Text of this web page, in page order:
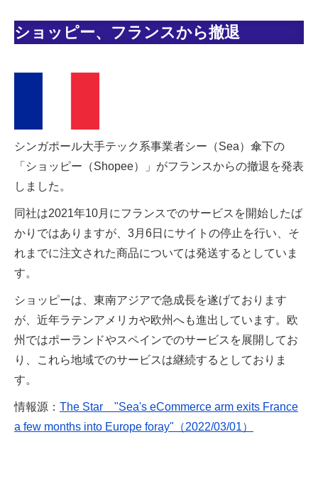
ショッピー、フランスから撤退
シンガポール大手テック系事業者シー（Sea）傘下の
「ショッピー（Shopee）」がフランスからの撤退を発表
しました。
同社は2021年10月にフランスでのサービスを開始したば
かりではありますが、3月6日にサイトの停止を行い、そ
れまでに注文された商品については発送するとしていま
す。
ショッピーは、東南アジアで急成長を遂げております
が、近年ラテンアメリカや欧州へも進出しています。欧
州ではポーランドやスペインでのサービスを展開してお
り、これら地域でのサービスは継続するとしておりま
す。
情報源： The Star "Sea's eCommerce arm exits France
a few months into Europe foray"（2022/03/01）